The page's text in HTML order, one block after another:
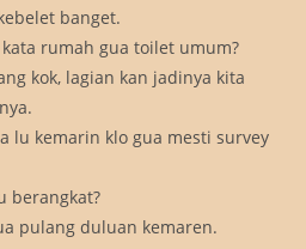
banget.
kata rumah gua toilet umum?
kok, lagian kan jadinya kita
lu kemarin klo gua mesti survey
berangkat?
pulang duluan kemaren.